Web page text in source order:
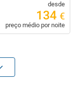
desde
134 €
preço médio por noite